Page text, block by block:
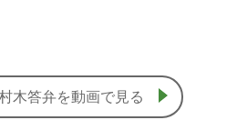
木答弁を動画で見る